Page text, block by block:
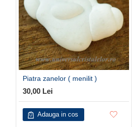
Piatra zanelor ( menilit )
30,00 Lei
Adauga in cos